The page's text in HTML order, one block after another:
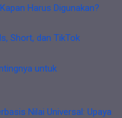
Harus Digunakan?
Short, dan TikTok
untuk
Nilai Universal: Upaya